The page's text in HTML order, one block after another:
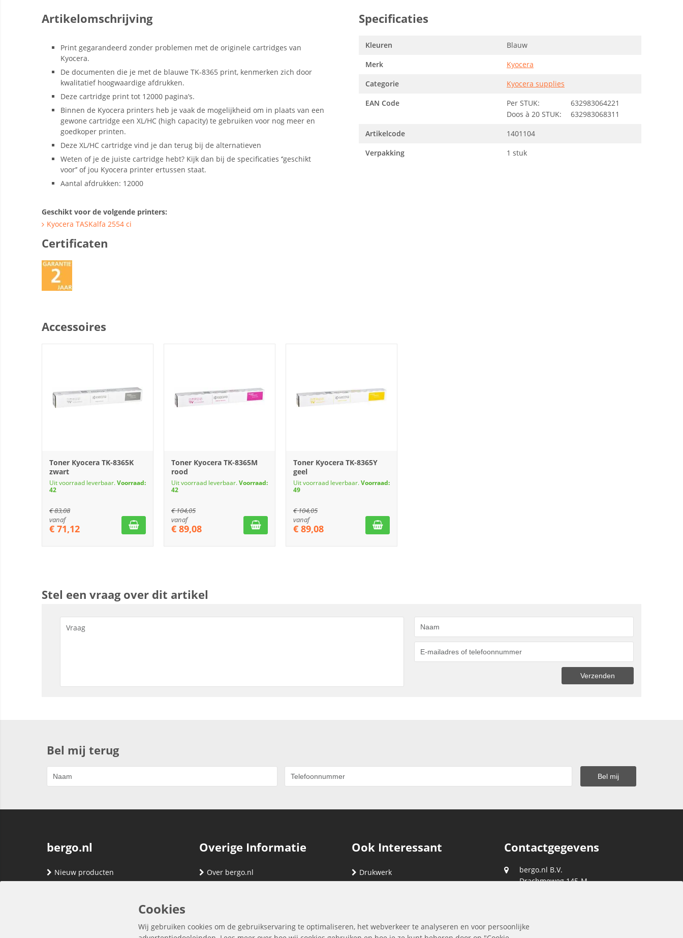
Artikelomschrijving
Print gegarandeerd zonder problemen met de originele cartridges van
Kyocera.
De documenten die je met de blauwe TK-8365 print, kenmerken zich door
kwalitatief hoogwaardige afdrukken.
Deze cartridge print tot 12000 pagina’s.
Binnen de Kyocera printers heb je vaak de mogelijkheid om in plaats van een
gewone cartridge een XL/HC (high capacity) te gebruiken voor nog meer en
goedkoper printen.
Deze XL/HC cartridge vind je dan terug bij de alternatieven
Weten of je de juiste cartridge hebt? Kijk dan bij de specificaties ‘’geschikt
voor’’ of jou Kyocera printer ertussen staat.
Aantal afdrukken: 12000
Geschikt voor de volgende printers:
Kyocera TASKalfa 2554 ci
Certificaten
Specificaties
Kleuren
Blauw
Merk
Kyocera
Categorie
Kyocera supplies
EAN Code
Per STUK:
632983064221
Doos à 20 STUK:
632983068311
Artikelcode
1401104
Verpakking
1 stuk
Accessoires
Toner Kyocera TK-8365K
zwart
Uit voorraad leverbaar.Voorraad:
42
€83,08
vanaf
€ 71,12
Toner Kyocera TK-8365M
rood
Uit voorraad leverbaar.Voorraad:
42
€104,05
vanaf
€ 89,08
Toner Kyocera TK-8365Y
geel
Uit voorraad leverbaar.Voorraad:
49
€104,05
vanaf
€ 89,08
Stel een vraag over dit artikel
Bel mij terug
bergo.nl
Nieuw producten
Overige Informatie
Over bergo.nl
Ook Interessant
Drukwerk
Contactgegevens
bergo.nl B.V.
Drachmeweg 145-M
Cookies
Wij gebruiken cookies om de gebruikservaring te optimaliseren, het webverkeer te analyseren en voor persoonlijke